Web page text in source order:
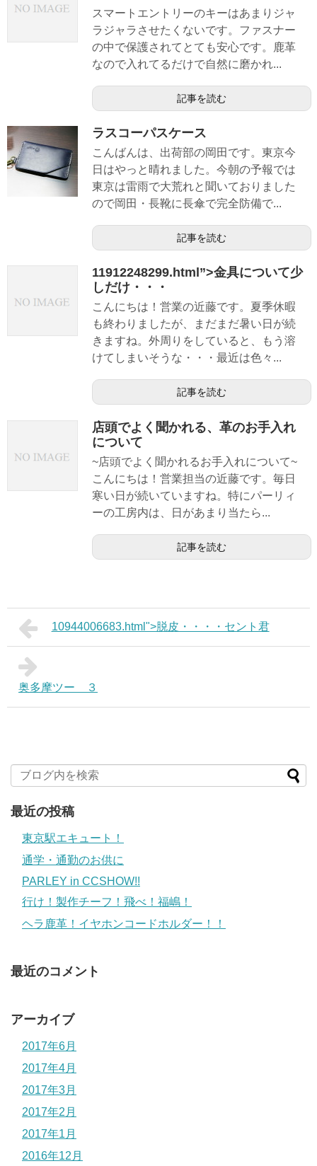
スマートエントリーのキーはあまりジャ
ラジャラさせたくないです。ファスナー
の中で保護されてとても安心です。鹿革
なので入れてるだけで自然に磨かれ...
記事を読む
ラスコーパスケース
こんばんは、出荷部の岡田です。東京今
日はやっと晴れました。今朝の予報では
東京は雷雨で大荒れと聞いておりました
ので岡田・長靴に長傘で完全防備で...
記事を読む
11912248299.html”>金具について少
しだけ・・・
こんにちは！営業の近藤です。夏季休暇
も終わりましたが、まだまだ暑い日が続
きますね。外周りをしていると、もう溶
けてしまいそうな・・・最近は色々...
記事を読む
店頭でよく聞かれる、革のお手入れ
について
~店頭でよく聞かれるお手入れについて~
こんにちは！営業担当の近藤です。毎日
寒い日が続いていますね。特にパーリィ
ーの工房内は、日があまり当たら...
記事を読む
10944006683.html">脱皮・・・・セント君
奥多摩ツー ３
最近の投稿
東京駅エキュート！
通学・通勤のお供に
PARLEY in CCSHOW!!
行け！製作チーフ！飛べ！福嶋！
ヘラ鹿革！イヤホンコードホルダー！！
最近のコメント
アーカイブ
2017年6月
2017年4月
2017年3月
2017年2月
2017年1月
2016年12月